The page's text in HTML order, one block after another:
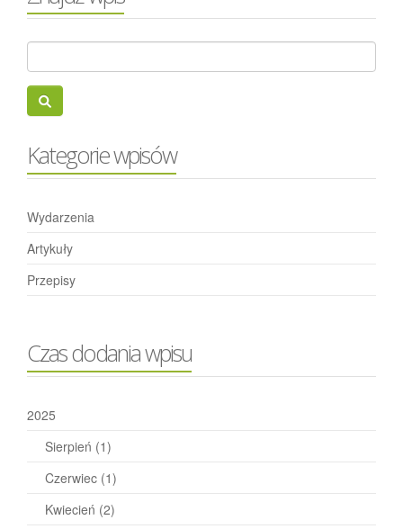
Kategorie wpisów
Wydarzenia
Artykuły
Przepisy
Czas dodania wpisu
2025
Sierpień (1)
Czerwiec (1)
Kwiecień (2)